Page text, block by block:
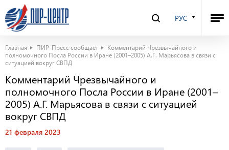
РУС
Главная ПИР-Пресс сообщает
Комментарий Чрезвычайного и
полномочного Посла России в Иране (2001–2005) А.Г. Марьясова в связи с
ситуацией вокруг СВПД
Комментарий Чрезвычайного и
полномочного Посла России в Иране (2001–
2005) А.Г. Марьясова в связи с ситуацией
вокруг СВПД
21 февраля 2023